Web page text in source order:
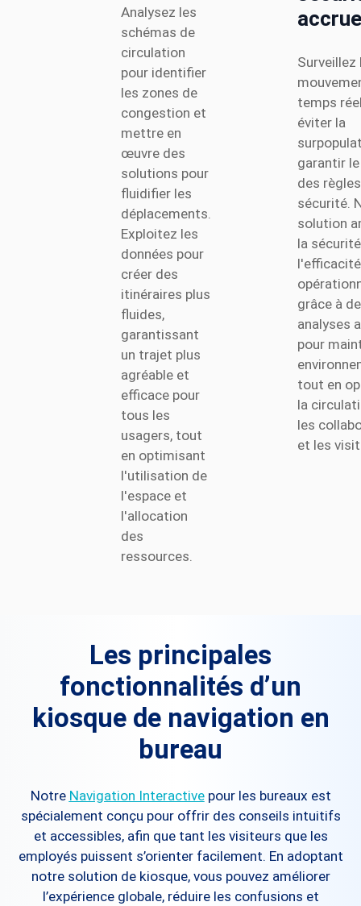
Analysez les
schémas de
circulation
pour identifier
les zones de
congestion et
mettre en
œuvre des
solutions pour
fluidifier les
déplacements.
Exploitez les
données pour
créer des
itinéraires plus
fluides,
garantissant
un trajet plus
agréable et
efficace pour
tous les
usagers, tout
en optimisant
l'utilisation de
l'espace et
l'allocation
des
ressources.
accrue
Surveillez
temps
éviter la
garantir
des
sécurité.
solution
la
l'efficacité
grâce à
analyses
pour
tout en
la
les
et les
Les principales
fonctionnalités d’un
kiosque de navigation en
bureau
Notre Navigation Interactivepour les bureaux est
spécialement conçu pour offrir des conseils intuitifs
et accessibles, afin que tant les visiteurs que les
employés puissent s’orienter facilement. En adoptant
notre solution de kiosque, vous pouvez améliorer
l’expérience globale, réduire les confusions et